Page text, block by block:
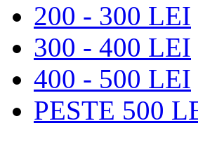
200 - 300 LEI
300 - 400 LEI
400 - 500 LEI
PESTE 500